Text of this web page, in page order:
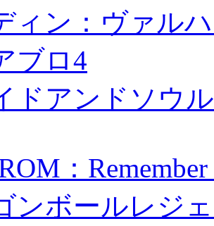
ィン：ヴァル
ブロ4
ドアンドソウ
：
ンボールレジ